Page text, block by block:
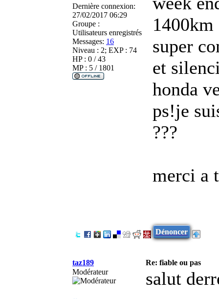
Dernière connexion:
27/02/2017 06:29
Groupe :
Utilisateurs enregistrés
Messages: 16
Niveau : 2; EXP : 74
HP : 0 / 43
MP : 5 / 1801
1400km
super
et
honda
ps!je
???
merci a
Dénoncer
taz189
Re: fiable ou pas
Modérateur
salut